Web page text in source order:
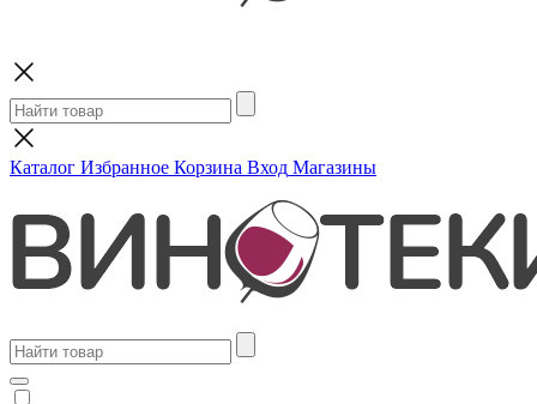
Каталог Избранное Корзина Вход Магазины